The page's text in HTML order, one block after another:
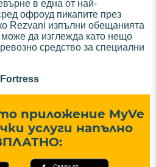
в една от най-
офроуд пикапите през
Rezvani изпълни обещанията
да изглежда като нещо
средство за специални
приложение MyVe
услуги напълно